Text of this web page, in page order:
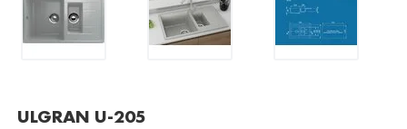
ULGRAN U-205